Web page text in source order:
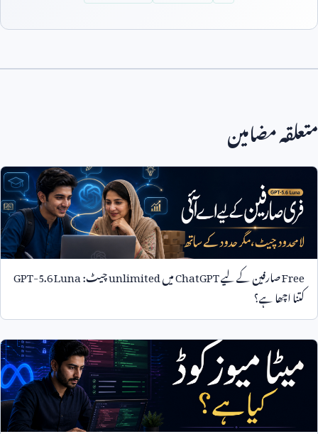
متعلقہ مضامین
Freeصارفین کے لیےChatGPTمیںunlimitedچیٹ:GPT-5.6 Luna
کتنا اچھا ہے؟